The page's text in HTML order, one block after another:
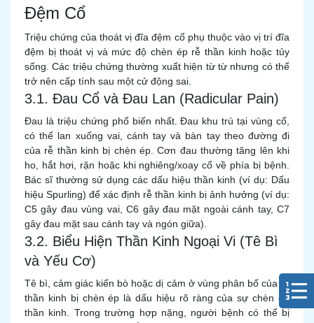
Đệm Cổ
Triệu chứng của thoát vị đĩa đệm cổ phụ thuộc vào vị trí đĩa
đệm bị thoát vị và mức độ chèn ép rễ thần kinh hoặc tủy
sống. Các triệu chứng thường xuất hiện từ từ nhưng có thể
trở nên cấp tính sau một cử động sai.
3.1. Đau Cổ và Đau Lan (Radicular Pain)
Đau là triệu chứng phổ biến nhất. Đau khu trú tại vùng cổ,
có thể lan xuống vai, cánh tay và bàn tay theo đường đi
của rễ thần kinh bị chèn ép. Cơn đau thường tăng lên khi
ho, hắt hơi, rặn hoặc khi nghiêng/xoay cổ về phía bị bệnh.
Bác sĩ thường sử dụng các dấu hiệu thần kinh (ví dụ: Dấu
hiệu Spurling) để xác định rễ thần kinh bị ảnh hưởng (ví dụ:
C5 gây đau vùng vai, C6 gây đau mặt ngoài cánh tay, C7
gây đau mặt sau cánh tay và ngón giữa).
3.2. Biểu Hiện Thần Kinh Ngoại Vi (Tê Bì
và Yếu Cơ)
Tê bì, cảm giác kiến bò hoặc dị cảm ở vùng phân bố của rễ
thần kinh bị chèn ép là dấu hiệu rõ ràng của sự chèn ép
thần kinh. Trong trường hợp nặng, người bệnh có thể bị